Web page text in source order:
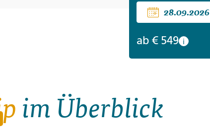
28.09.2026
ab € 549 i
im Überblick